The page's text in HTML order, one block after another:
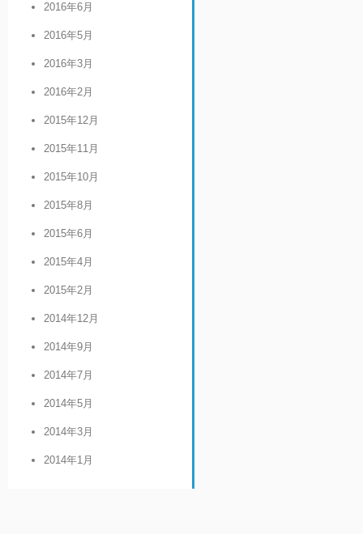
2016年6月
2016年5月
2016年3月
2016年2月
2015年12月
2015年11月
2015年10月
2015年8月
2015年6月
2015年4月
2015年2月
2014年12月
2014年9月
2014年7月
2014年5月
2014年3月
2014年1月